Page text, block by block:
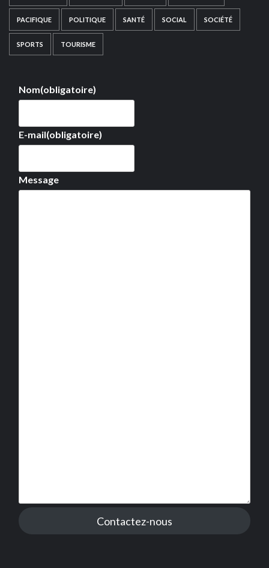
PACIFIQUE POLITIQUE SANTÉ SOCIAL SOCIÉTÉ
SPORTS TOURISME
Nom(obligatoire)
E-mail(obligatoire)
Message
Contactez-nous